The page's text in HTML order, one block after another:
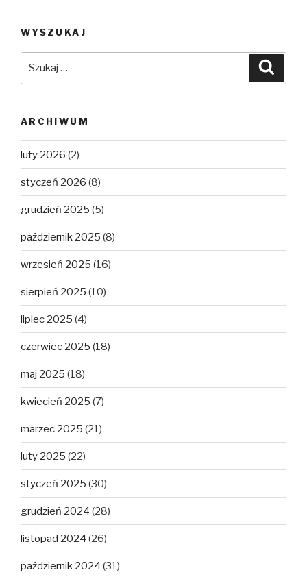
WYSZUKAJ
ARCHIWUM
luty 2026 (2)
styczeń 2026 (8)
grudzień 2025 (5)
październik 2025 (8)
wrzesień 2025 (16)
sierpień 2025 (10)
lipiec 2025 (4)
czerwiec 2025 (18)
maj 2025 (18)
kwiecień 2025 (7)
marzec 2025 (21)
luty 2025 (22)
styczeń 2025 (30)
grudzień 2024 (28)
listopad 2024 (26)
październik 2024 (31)